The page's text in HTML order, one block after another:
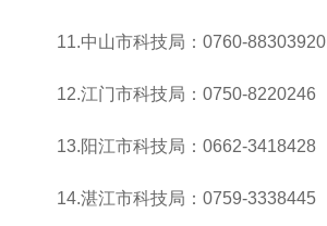
11.中山市科技局：0760-88303920
12.江门市科技局：0750-8220246
13.阳江市科技局：0662-3418428
14.湛江市科技局：0759-3338445